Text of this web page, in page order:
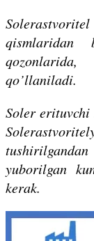
qo’llaniladi.
Soler
yuborilgan
kerak.